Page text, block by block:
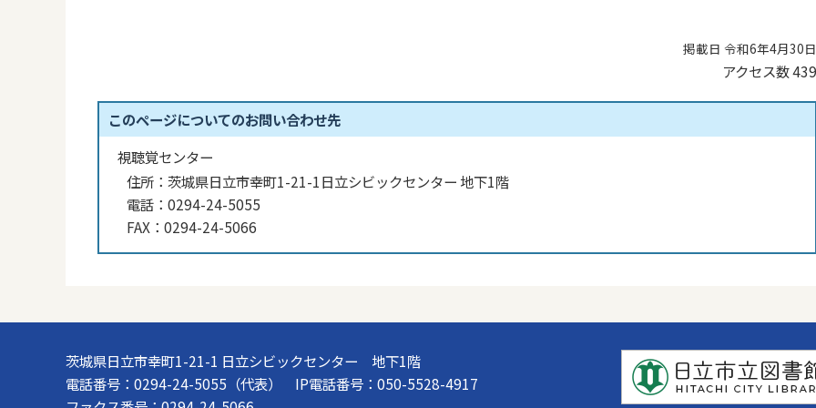
掲載日 令和6年4月30日
アクセス数439
このページについてのお問い合わせ先
視聴覚センター
住所： 茨城県日立市幸町1-21-1日立シビックセンター 地下1階
電話： 0294-24-5055
FAX： 0294-24-5066
茨城県日立市幸町1-21-1 日立シビックセンター 地下1階
電話番号：0294-24-5055（代表） IP電話番号：050-5528-4917